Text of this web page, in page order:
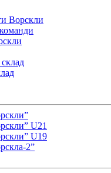
Ворскли
U21
U19
2”